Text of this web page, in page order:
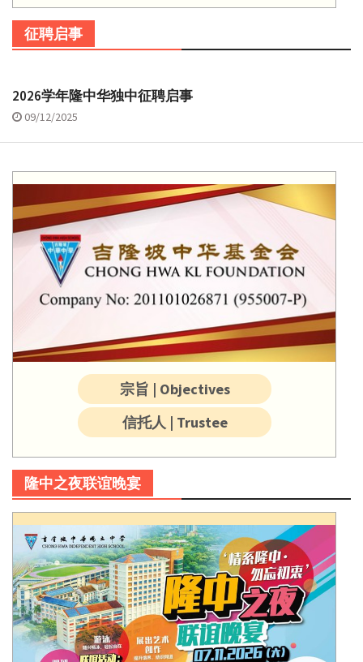
征聘启事
2026学年隆中华独中征聘启事
09/12/2025
宗旨 | Objectives
信托人 | Trustee
隆中之夜联谊晚宴